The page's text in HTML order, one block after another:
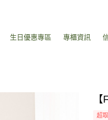
生日優惠專區 專櫃資訊
超